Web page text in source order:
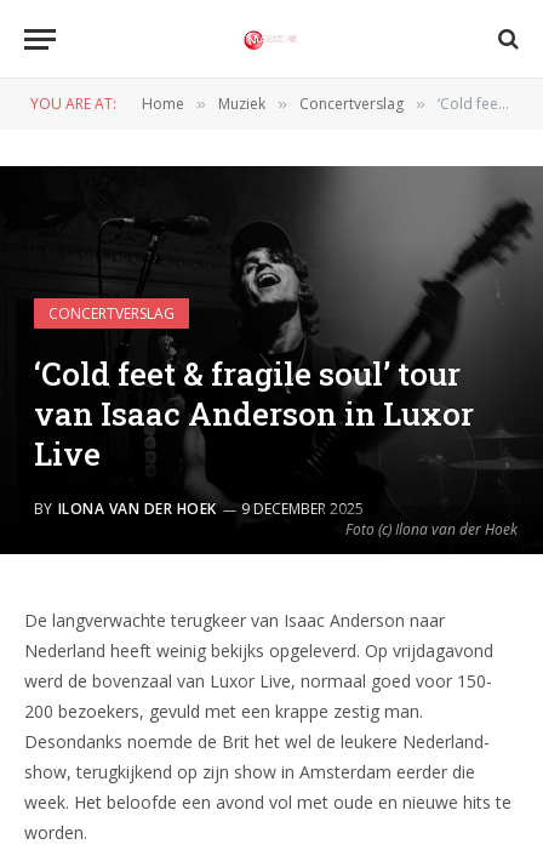
YOU ARE AT: Home » Muziek » Concertverslag » ‘Cold feet & fragile soul’ tour van Isaac Anderson in Luxor Live
Foto (c) Ilona van der Hoek
CONCERTVERSLAG
‘Cold feet & fragile soul’ tour
van Isaac Anderson in Luxor
Live
BY ILONA VAN DER HOEK 9 DECEMBER 2025
De langverwachte terugkeer van Isaac Anderson naar
Nederland heeft weinig bekijks opgeleverd. Op vrijdagavond
werd de bovenzaal van Luxor Live, normaal goed voor 150-
200 bezoekers, gevuld met een krappe zestig man.
Desondanks noemde de Brit het wel de leukere Nederland-
show, terugkijkend op zijn show in Amsterdam eerder die
week. Het beloofde een avond vol met oude en nieuwe hits te
worden.